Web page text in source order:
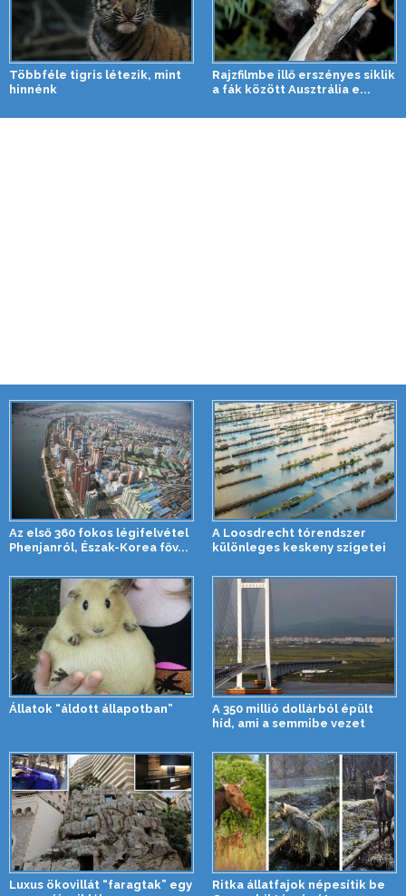
Többféle tigris létezik, mint
hinnénk
Rajzfilmbe illő erszényes siklik
a fák között Ausztrália e...
Az első 360 fokos légifelvétel
Phenjanról, Észak-Korea főv...
A Loosdrecht tórendszer
különleges keskeny szigetei
Állatok “áldott állapotban”
A 350 millió dollárból épült
híd, ami a semmibe vezet
Luxus ökovillát “faragtak” egy
Ritka állatfajok népesítik be